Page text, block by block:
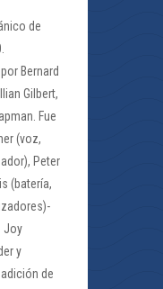
de
Bernard
Gilbert,
Fue
(voz,
Peter
(batería,
Joy
y
de